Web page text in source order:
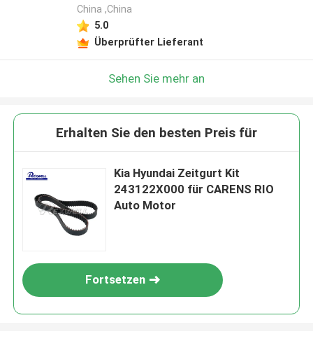
China ,China
5.0
Überprüfter Lieferant
Sehen Sie mehr an
Erhalten Sie den besten Preis für
Kia Hyundai Zeitgurt Kit
243122X000 für CARENS RIO
Auto Motor
Fortsetzen